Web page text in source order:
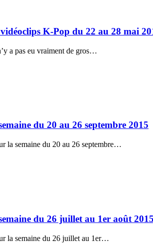
K-Pop du 22 au 28 mai
a pas eu vraiment de gros…
du 20 au 26 septembre 2015
la semaine du 20 au 26 septembre…
du 26 juillet au 1er août 2015
la semaine du 26 juillet au 1er…